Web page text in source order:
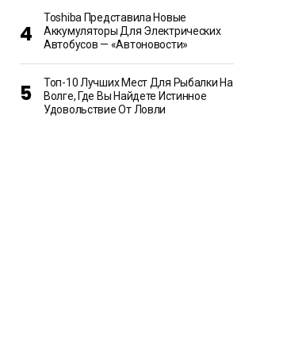
Toshiba Представила Новые
Аккумуляторы Для Электрических
Автобусов — «Автоновости»
Топ-10 Лучших Мест Для Рыбалки На
Волге, Где Вы Найдете Истинное
Удовольствие От Ловли